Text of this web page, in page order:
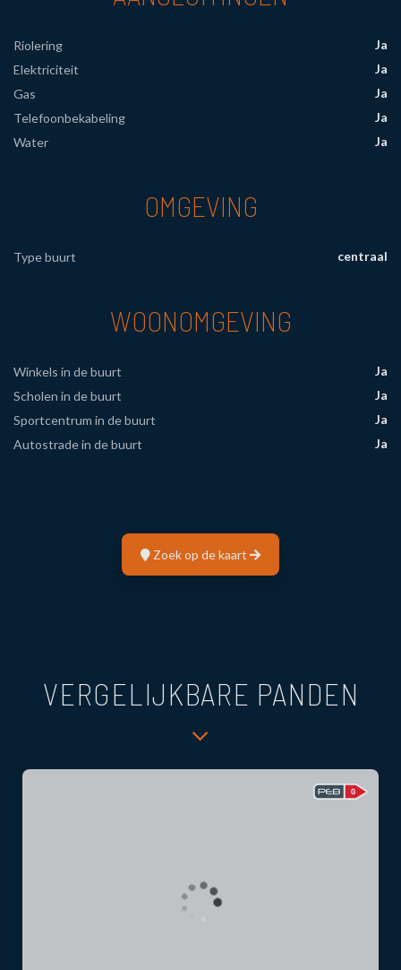
Riolering
Ja
Elektriciteit
Ja
Gas
Ja
Telefoonbekabeling
Ja
Water
Ja
OMGEVING
Type buurt centraal
WOONOMGEVING
Winkels in de buurt
Ja
Scholen in de buurt
Ja
Sportcentrum in de buurt
Ja
Autostrade in de buurt
Ja
Zoek op de kaart
VERGELIJKBARE PANDEN